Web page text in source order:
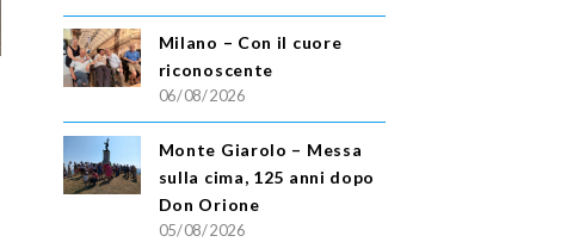
Milano – Con il cuore
riconoscente
06/08/2026
Monte Giarolo – Messa
sulla cima, 125 anni dopo
Don Orione
05/08/2026